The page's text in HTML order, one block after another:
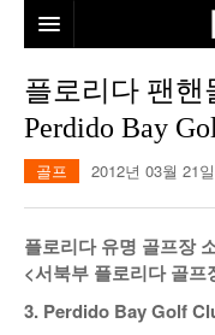
본사소개
뉴스
미국
발행인칼럼
김명열칼럼
건강
본보특집
플로리다 팬핸
Perdido Bay
골프 2012년 03월 21일
플로리다 유명 골프장
<서북부 플로리다 골
3. Perdido Bay Golf